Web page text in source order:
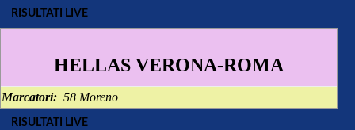
RISULTATI LIVE
HELLAS VERONA-ROMA
Marcatori: 58 Moreno
RISULTATI LIVE